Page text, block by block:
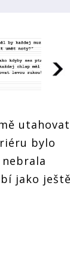
Noty
bylo
jako ještě